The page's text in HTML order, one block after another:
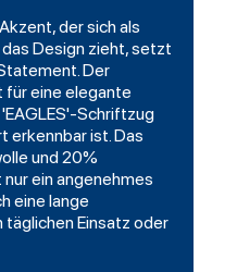
der sich als
Design zieht, setzt
Der
für eine elegante
Schriftzug
erkennbar ist. Das
und 20%
ein angenehmes
eine lange
Einsatz oder